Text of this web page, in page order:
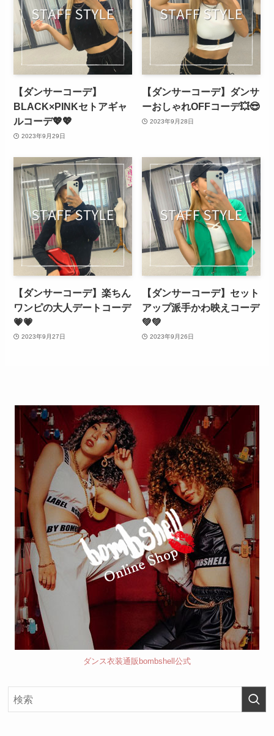
【ダンサーコーデ】
BLACK×PINKセトアギャ
ルコーデ💖💖
2023年9月29日
【ダンサーコーデ】ダンサ
ーおしゃれOFFコーデ💥😎
2023年9月28日
【ダンサーコーデ】楽ちん
ワンピの大人デートコーデ
💗💗
2023年9月27日
【ダンサーコーデ】セット
アップ派手かわ映えコーデ
💚💚
2023年9月26日
ダンス衣装通販bombshell公式